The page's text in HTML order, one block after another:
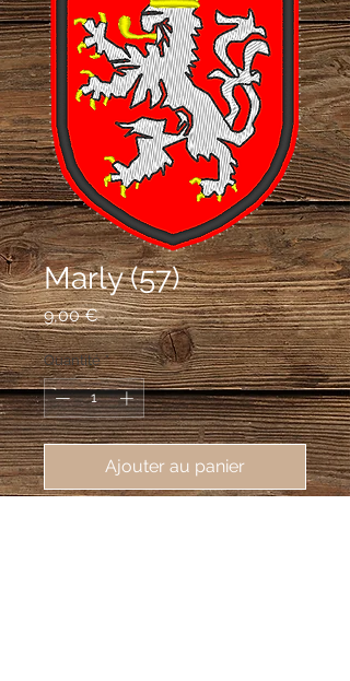
Marly (57)
9,00 €Prix
Quantité *
Ajouter au panier